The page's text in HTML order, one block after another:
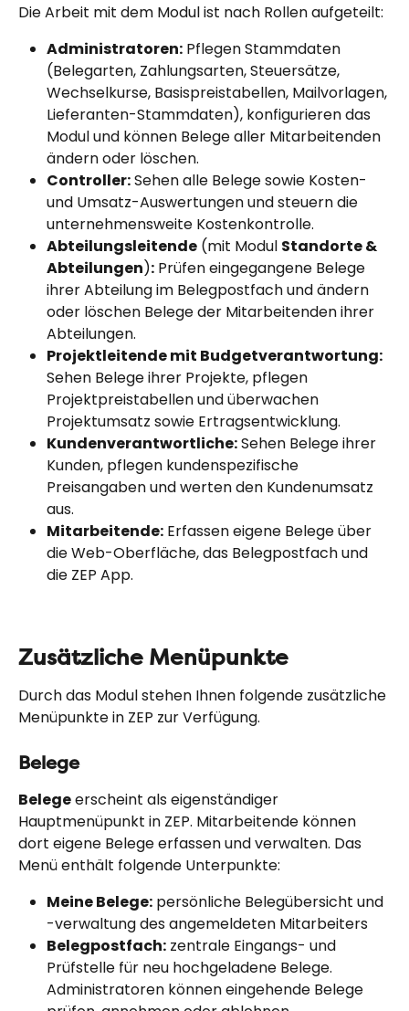
Die Arbeit mit dem Modul ist nach Rollen aufgeteilt:
Administratoren: Pflegen Stammdaten
(Belegarten, Zahlungsarten, Steuersätze,
Wechselkurse, Basispreistabellen, Mailvorlagen,
Lieferanten-Stammdaten), konfigurieren das
Modul und können Belege aller Mitarbeitenden
ändern oder löschen.
Controller: Sehen alle Belege sowie Kosten-
und Umsatz-Auswertungen und steuern die
unternehmensweite Kostenkontrolle.
Abteilungsleitende (mit Modul Standorte &
Abteilungen): Prüfen eingegangene Belege
ihrer Abteilung im Belegpostfach und ändern
oder löschen Belege der Mitarbeitenden ihrer
Abteilungen.
Projektleitende mit Budgetverantwortung:
Sehen Belege ihrer Projekte, pflegen
Projektpreistabellen und überwachen
Projektumsatz sowie Ertragsentwicklung.
Kundenverantwortliche: Sehen Belege ihrer
Kunden, pflegen kundenspezifische
Preisangaben und werten den Kundenumsatz
aus.
Mitarbeitende: Erfassen eigene Belege über
die Web-Oberfläche, das Belegpostfach und
die ZEP App.
Zusätzliche Menüpunkte
Durch das Modul stehen Ihnen folgende zusätzliche
Menüpunkte in ZEP zur Verfügung.
Belege
Belege erscheint als eigenständiger
Hauptmenüpunkt in ZEP. Mitarbeitende können
dort eigene Belege erfassen und verwalten. Das
Menü enthält folgende Unterpunkte:
Meine Belege: persönliche Belegübersicht und
-verwaltung des angemeldeten Mitarbeiters
Belegpostfach: zentrale Eingangs- und
Prüfstelle für neu hochgeladene Belege.
Administratoren können eingehende Belege